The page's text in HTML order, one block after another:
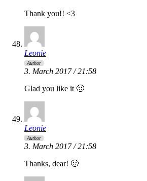
Thank you!! <3
Leonie
Author
3. March 2017 / 21:58
Glad you like it 🙂
Leonie
Author
3. March 2017 / 21:58
Thanks, dear! 🙂